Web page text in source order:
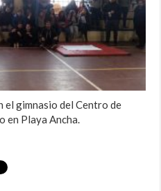
el gimnasio del Centro de
en Playa Ancha.